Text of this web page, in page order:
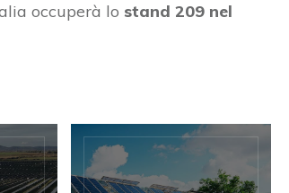
occuperà lo stand 209 nel